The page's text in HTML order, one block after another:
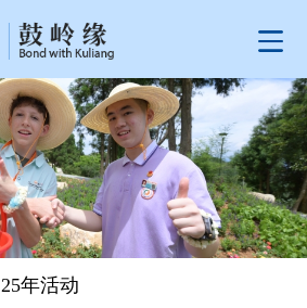
25年活动